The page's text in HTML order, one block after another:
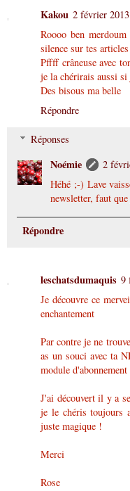
Kakou 2 février
Roooo ben
silence sur tes
Pffff crâneuse avec
je la chérirais aussi
Des bisous ma belle
Répondre
Réponses
Noémie
2
Héhé ;-) Lave
newsletter, faut
Répondre
leschatsdumaquis 9
Je découvre ce
enchantement
Par contre je ne
as un souci avec ta
module d'abonnement
J'ai découvert il y a
je le chéris toujours
juste magique !
Merci
Rose